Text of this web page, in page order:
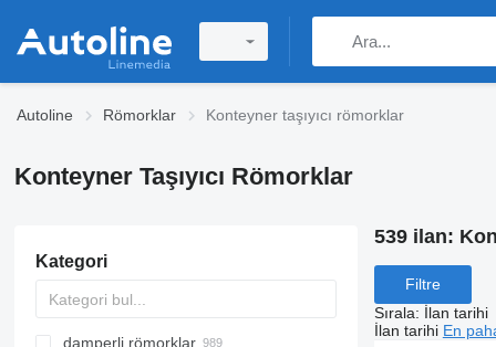
Autoline Römorklar Konteyner taşıyıcı römorklar
Konteyner Taşıyıcı Römorklar
Kategori
damperli römorklar
539 ilan:
Filtre
Sırala: İlan tarihi
İlan tarihi En